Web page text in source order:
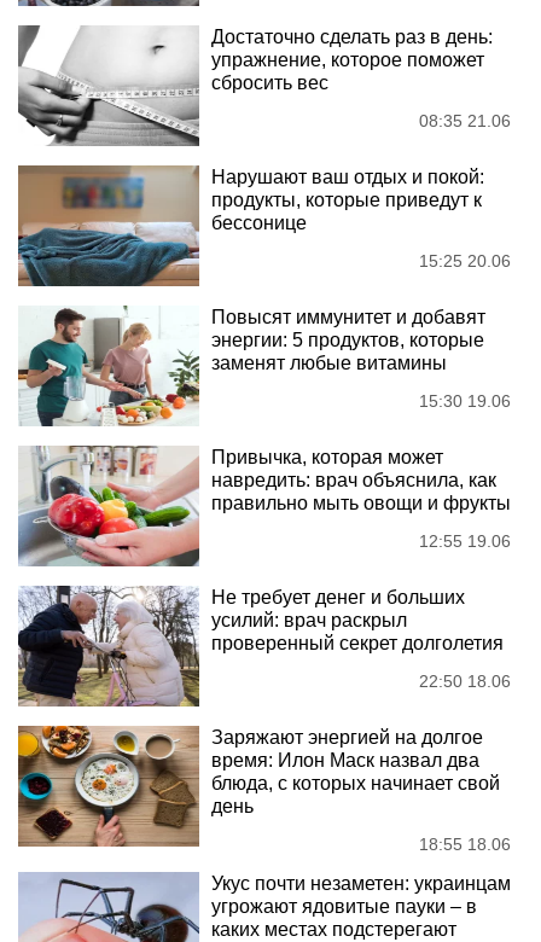
Достаточно сделать раз в день:
упражнение, которое поможет
сбросить вес
08:35 21.06
Нарушают ваш отдых и покой:
продукты, которые приведут к
бессонице
15:25 20.06
Повысят иммунитет и добавят
энергии: 5 продуктов, которые
заменят любые витамины
15:30 19.06
Привычка, которая может
навредить: врач объяснила, как
правильно мыть овощи и фрукты
12:55 19.06
Не требует денег и больших
усилий: врач раскрыл
проверенный секрет долголетия
22:50 18.06
Заряжают энергией на долгое
время: Илон Маск назвал два
блюда, с которых начинает свой
день
18:55 18.06
Укус почти незаметен: украинцам
угрожают ядовитые пауки – в
каких местах подстерегают